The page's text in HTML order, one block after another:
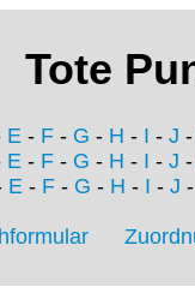
Tote
E - F - G - H - I - J -
E - F - G - H - I - J -
E- F- G - H - I - J -